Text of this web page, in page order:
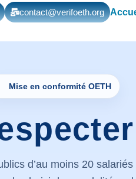
contact@verifoeth.org
Mise en conformité OETH
d’au moins 20